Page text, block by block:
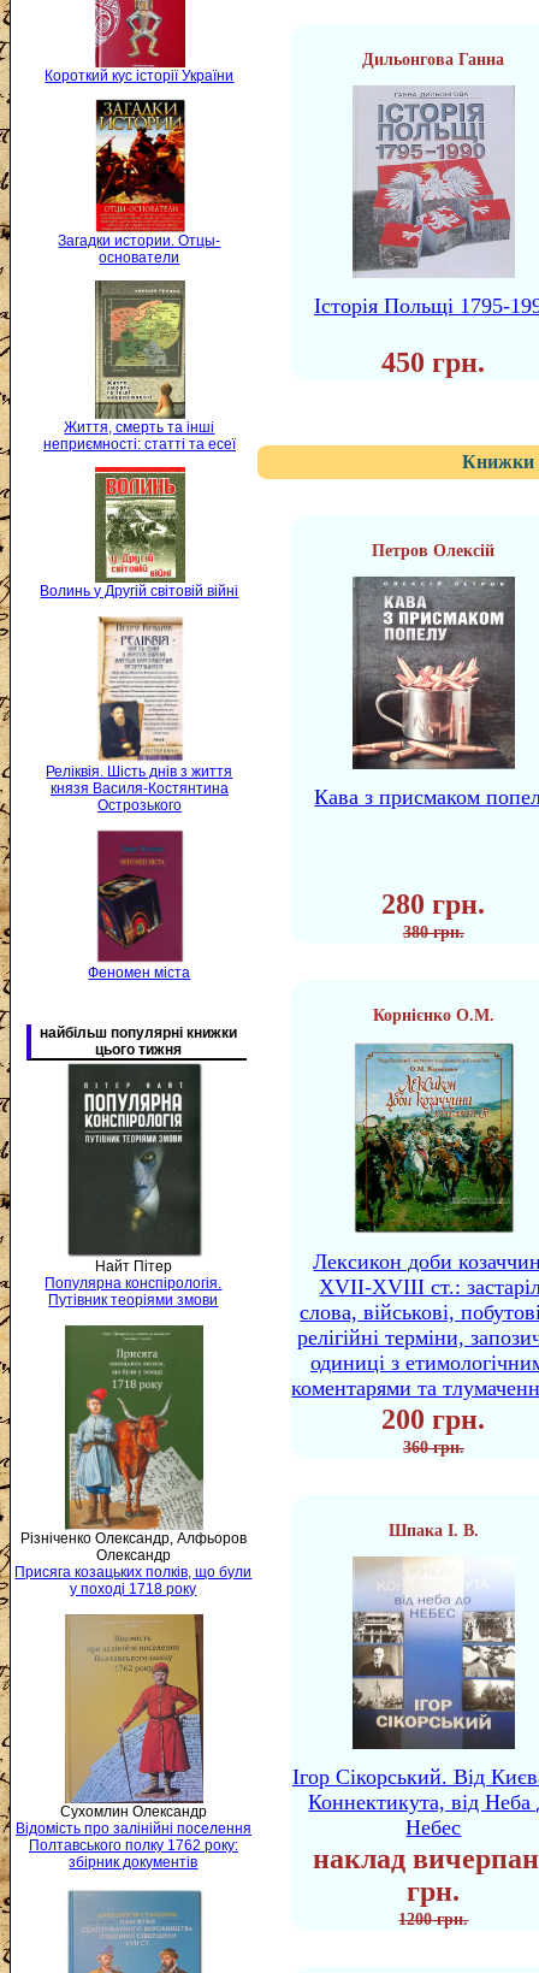
Короткий кус історії України
Загадки истории. Отцы-
основатели
Життя, смерть та інші
неприємності: статті та есеї
Волинь у Другій світовій війні
Реліквія. Шість днів з життя
князя Василя-Костянтина
Острозького
Феномен міста
найбільш популярні книжки
цього тижня
Найт Пітер
Популярна конспірологія.
Путівник теоріями змови
Різніченко Олександр, Алфьоров
Олександр
Присяга козацьких полків, що були
у поході 1718 року
Сухомлин Олександр
Відомість про залінійні поселення
Полтавського полку 1762 року:
збірник документів
Дильонгова Ганна
Історія Польщі 1795-
450 грн.
Книжки
Петров Олексій
Кава з присмаком
280 грн.
380 грн.
Корнієнко О.М.
Лексикон доби
XVII-XVIII ст.:
слова, військові,
релігійні терміни,
одиниці з
коментарями та
200 грн.
360 грн.
Шпака І. В.
Ігор Сікорський. Від
Коннектикута, від Неба
Небес
наклад
грн.
1200 грн.